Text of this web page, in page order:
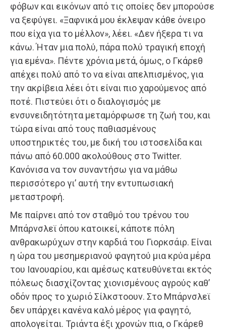
φόβων και εικόνων από τις οποίες δεν μπορούσε
να ξεφύγει. «Ξαφνικά μου έκλεψαν κάθε όνειρο
που είχα για το μέλλον», λέει. «Δεν ήξερα τι να
κάνω. Ήταν μια πολύ, πάρα πολύ τραγική εποχή
για εμένα». Πέντε χρόνια μετά, όμως, ο Γκάρεθ
απέχει πολύ από το να είναι απελπισμένος, για
την ακρίβεια λέει ότι είναι πιο χαρούμενος από
ποτέ. Πιστεύει ότι ο διαλογισμός με
ενσυνειδητότητα μεταμόρφωσε τη ζωή του, και
τώρα είναι από τους παθιασμένους
υποστηρικτές του, με δική του ιστοσελίδα και
πάνω από 60.000 ακολούθους στο Twitter.
Κανόνισα να τον συναντήσω για να μάθω
περισσότερο γι’ αυτή την εντυπωσιακή
μεταστροφή.
Με παίρνει από τον σταθμό του τρένου του
Μπάρνσλεϊ όπου κατοικεί, κάποτε πόλη
ανθρακωρύχων στην καρδιά του Γιορκσάιρ. Είναι
η ώρα του μεσημεριανού φαγητού μια κρύα μέρα
του Ιανουαρίου, και αμέσως κατευθύνεται εκτός
πόλεως διασχίζοντας χιονισμένους αγρούς καθ’
οδόν προς το χωριό Σίλκστοουν. Στο Μπάρνσλεϊ
δεν υπάρχει κανένα καλό μέρος για φαγητό,
απολογείται. Τριάντα έξι χρονών πια, ο Γκάρεθ